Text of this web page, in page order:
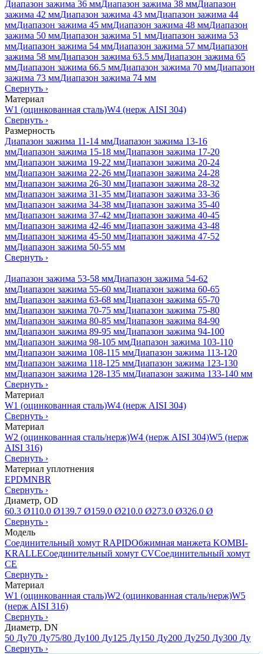
Диапазон зажима 36 ммДиапазон зажима 38 ммДиапазон
зажима 42 ммДиапазон зажима 43 ммДиапазон зажима 44
ммДиапазон зажима 45 ммДиапазон зажима 48 ммДиапазон
зажима 50 ммДиапазон зажима 51 ммДиапазон зажима 53
ммДиапазон зажима 54 ммДиапазон зажима 57 ммДиапазон
зажима 58 ммДиапазон зажима 63.5 ммДиапазон зажима 65
ммДиапазон зажима 66.5 ммДиапазон зажима 70 ммДиапазон
зажима 73 ммДиапазон зажима 74 мм
Свернуть ›
Материал
W1 (оцинкованная сталь)W4 (нерж AISI 304)
Свернуть ›
Размерность
Диапазон зажима 11-14 ммДиапазон зажима 13-16
ммДиапазон зажима 15-18 ммДиапазон зажима 17-20
ммДиапазон зажима 19-22 ммДиапазон зажима 20-24
ммДиапазон зажима 22-26 ммДиапазон зажима 24-28
ммДиапазон зажима 26-30 ммДиапазон зажима 28-32
ммДиапазон зажима 31-35 ммДиапазон зажима 33-36
ммДиапазон зажима 34-38 ммДиапазон зажима 35-40
ммДиапазон зажима 37-42 ммДиапазон зажима 40-45
ммДиапазон зажима 42-46 ммДиапазон зажима 43-48
ммДиапазон зажима 45-50 ммДиапазон зажима 47-52
ммДиапазон зажима 50-55 мм
Свернуть ›
Диапазон зажима 53-58 ммДиапазон зажима 54-62
ммДиапазон зажима 55-60 ммДиапазон зажима 60-65
ммДиапазон зажима 63-68 ммДиапазон зажима 65-70
ммДиапазон зажима 70-75 ммДиапазон зажима 75-80
ммДиапазон зажима 80-85 ммДиапазон зажима 84-90
ммДиапазон зажима 89-95 ммДиапазон зажима 94-100
ммДиапазон зажима 98-105 ммДиапазон зажима 103-110
ммДиапазон зажима 108-115 ммДиапазон зажима 113-120
ммДиапазон зажима 118-125 ммДиапазон зажима 123-130
ммДиапазон зажима 128-135 ммДиапазон зажима 133-140 мм
Свернуть ›
Материал
W1 (оцинкованная сталь)W4 (нерж AISI 304)
Свернуть ›
Материал
W2 (оцинкованная сталь/нерж)W4 (нерж AISI 304)W5 (нерж
AISI 316)
Свернуть ›
Материал уплотнения
EPDMNBR
Свернуть ›
Диаметр, OD
60.3 Ø110.0 Ø139.7 Ø159.0 Ø210.0 Ø273.0 Ø326.0 Ø
Свернуть ›
Модель
Соединительный хомут RAPIDОбжимная манжета KOMBI-
KRALLEСоединительный хомут CVСоединительный хомут
CE
Свернуть ›
Материал
W1 (оцинкованная сталь)W2 (оцинкованная сталь/нерж)W5
(нерж AISI 316)
Свернуть ›
Диаметр, DN
50 Ду70 Ду75/80 Ду100 Ду125 Ду150 Ду200 Ду250 Ду300 Ду
Свернуть ›